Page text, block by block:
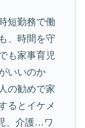
短勤務で働
、時間を守
も家事育児
いいのか
の勧めで家
るとイケメ
、介護…ワ